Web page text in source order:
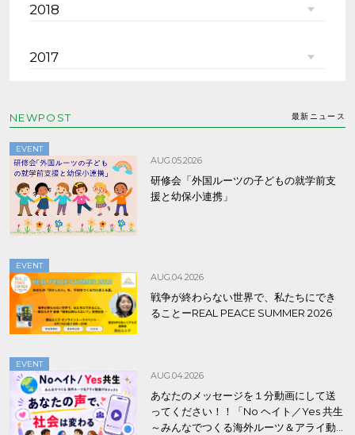
2018
2017
NEWPOST 最新ニュース
EVENT
AUG.05.2026
研修会「外国ルーツの子どもの就学前支
援と幼保小連携」
EVENT
AUG.04.2026
戦争が終わらない世界で、私たちにでき
ることーREAL PEACE SUMMER 2026
EVENT
AUG.04.2026
あなたのメッセージを１分動画にして送
ってください！！「No ヘイト／Yes 共生
～みんなでつくる海外ルーツ＆アライ動